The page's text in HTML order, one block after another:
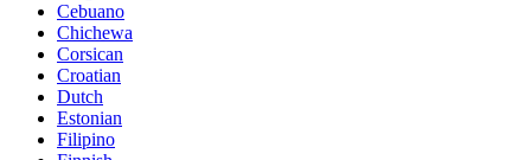
Cebuano
Chichewa
Corsican
Croatian
Dutch
Estonian
Filipino